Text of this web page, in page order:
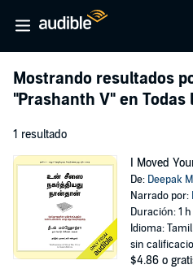
Mostrando resultados
"Prashanth V" en Todas
1 resultado
I Moved
De: Deepak
Narrado por:
Duración: 1
Idioma: Tamil
sin
$4.86 o